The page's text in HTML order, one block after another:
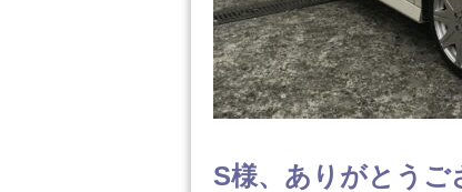
S様、ありがとうご